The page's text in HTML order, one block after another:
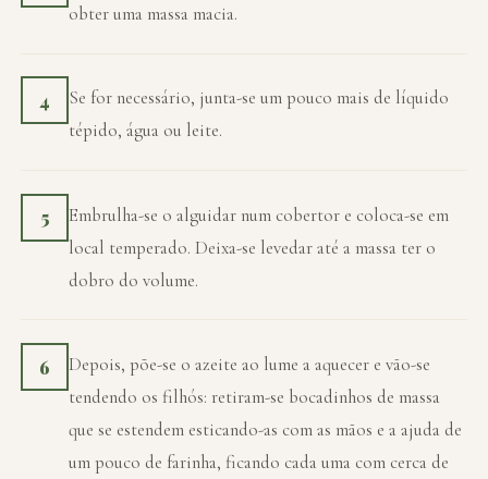
obter uma massa macia.
4
Se for necessário, junta-se um pouco mais de líquido
tépido, água ou leite.
5
Embrulha-se o alguidar num cobertor e coloca-se em
local temperado. Deixa-se levedar até a massa ter o
dobro do volume.
6
Depois, põe-se o azeite ao lume a aquecer e vão-se
tendendo os filhós: retiram-se bocadinhos de massa
que se estendem esticando-as com as mãos e a ajuda de
um pouco de farinha, ficando cada uma com cerca de